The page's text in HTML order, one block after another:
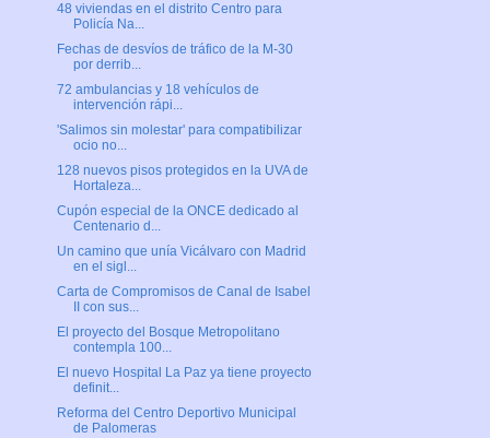
48 viviendas en el distrito Centro para
Policía Na...
Fechas de desvíos de tráfico de la M-30
por derrib...
72 ambulancias y 18 vehículos de
intervención rápi...
'Salimos sin molestar' para compatibilizar
ocio no...
128 nuevos pisos protegidos en la UVA de
Hortaleza...
Cupón especial de la ONCE dedicado al
Centenario d...
Un camino que unía Vicálvaro con Madrid
en el sigl...
Carta de Compromisos de Canal de Isabel
II con sus...
El proyecto del Bosque Metropolitano
contempla 100...
El nuevo Hospital La Paz ya tiene proyecto
definit...
Reforma del Centro Deportivo Municipal
de Palomeras